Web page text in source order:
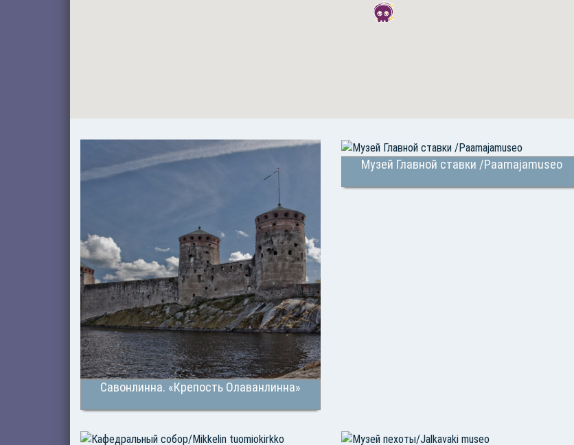
Савонлинна. «Крепость Олаванлинна»
Музей Главной ставки /Paamajamuseo